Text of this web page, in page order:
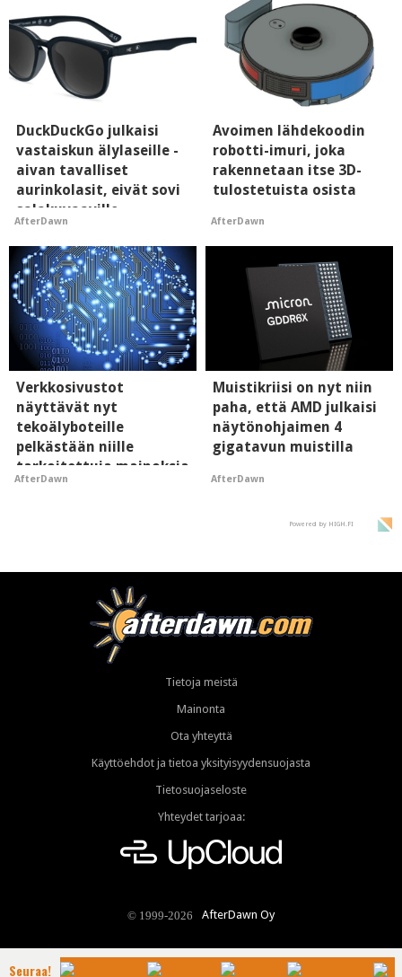
DuckDuckGo julkaisi
vastaiskun älylaseille -
aivan tavalliset
aurinkolasit, eivät sovi
salakuvaaville
hyypiöille
AfterDawn
Avoimen lähdekoodin
robotti-imuri, joka
rakennetaan itse 3D-
tulostetuista osista
AfterDawn
Verkkosivustot
näyttävät nyt
tekoälyboteille
pelkästään niille
tarkoitettuja mainoksia
- vaikuttaa tekoälyn
AfterDawn
Muistikriisi on nyt niin
paha, että AMD julkaisi
näytönohjaimen 4
gigatavun muistilla
AfterDawn
Powered by HIGH.FI
Tietoja meistä
Mainonta
Ota yhteyttä
Käyttöehdot ja tietoa yksityisyydensuojasta
Tietosuojaseloste
Yhteydet tarjoaa:
© 1999-2026 AfterDawn Oy
Seuraa!